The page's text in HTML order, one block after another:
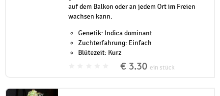
auf dem Balkon oder an jedem Ort im Freien
wachsen kann.
Genetik: Indica dominant
Zuchterfahrung: Einfach
Blütezeit: Kurz
€ 3.30 ein stück